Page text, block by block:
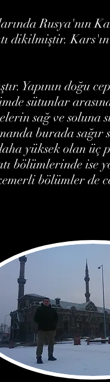
Rusya'nın
dikilmiştir.
Yapının doğu
sütunlar
sağ ve soluna
burada
yüksek olan üç
bölümlerinde ise
bölümler de